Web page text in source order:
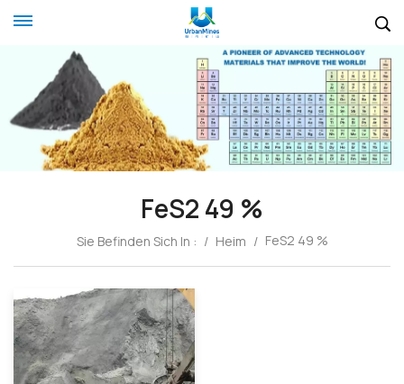
FeS2 49 %
Sie Befinden Sich In : / Heim / FeS2 49 %